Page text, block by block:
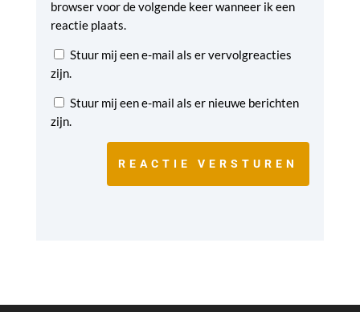
browser voor de volgende keer wanneer ik een
reactie plaats.
Stuur mij een e-mail als er vervolgreacties
zijn.
Stuur mij een e-mail als er nieuwe berichten
zijn.
REACTIE VERSTUREN